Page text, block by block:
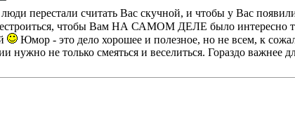
перестали считать Вас скучной, и чтобы у Вас
чтобы Вам НА САМОМ ДЕЛЕ было интересно
Юмор - это дело хорошее и полезное, но не всем, к
нужно не только смеяться и веселиться. Гораздо